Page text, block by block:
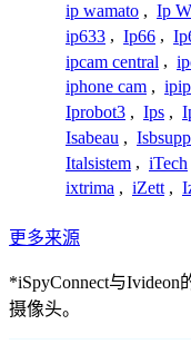
ip wamato , Ip
ip633 , Ip66 ,
ipcam central ,
iphone cam , ipip
Iprobot3 , Ips ,
Isabeau ,
Italsistem , iTech
ixtrima , iZett ,
更多来源
*iSpyConnect与
摄像头。